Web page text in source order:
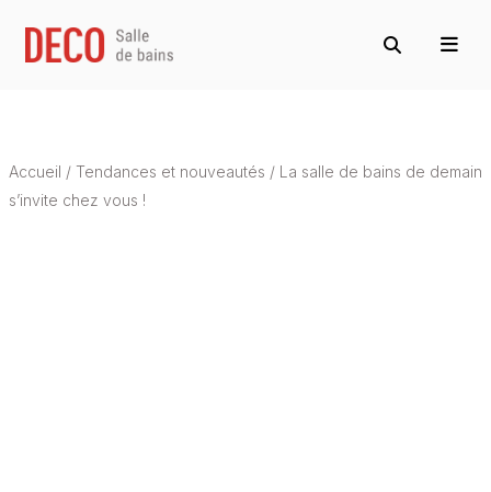
Accueil / Tendances et nouveautés / La salle de bains de demain
s’invite chez vous !